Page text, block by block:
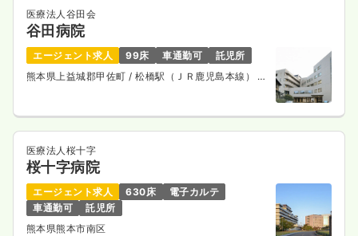
医療法人谷田会
谷田病院
エージェント求人 99床 車通勤可
託児所
熊本県上益城郡甲佐町 / 松橋駅（ＪＲ鹿児島本線） 車
医療法人桜十字
桜十字病院
エージェント求人 630床
電子カルテ
車通勤可
託児所
熊本県熊本市南区